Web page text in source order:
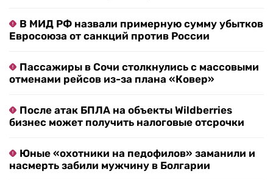
В МИД РФ назвали примерную сумму убытков
Евросоюза от санкций против России
Пассажиры в Сочи столкнулись с массовыми
отменами рейсов из-за плана «Ковер»
После атак БПЛА на объекты Wildberries
бизнес может получить налоговые отсрочки
Юные «охотники на педофилов» заманили и
насмерть забили мужчину в Болгарии